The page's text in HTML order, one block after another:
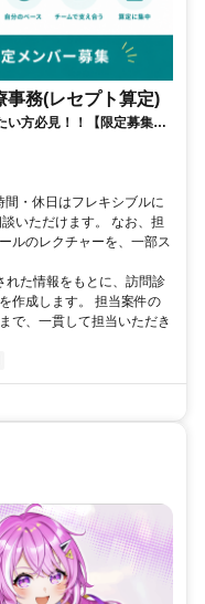
事務(レセプト算定)
い方必見！！【限定募集】
酬型／業務委託）
・休日はフレキシブルに
いただけます。 なお、担
ルのレクチャーを、一部ス
れた情報をもとに、訪問診
作成します。 担当案件の
で、一貫して担当いただき